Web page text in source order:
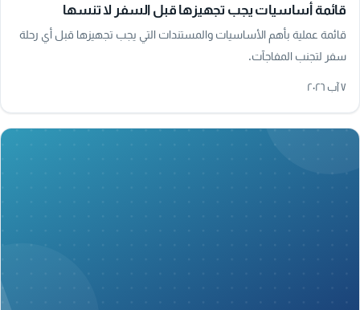
قائمة أساسيات يجب تجهيزها قبل السفر لا تنسها
قائمة عملية بأهم الأساسيات والمستندات التي يجب تجهيزها قبل أي رحلة
سفر لتجنب المفاجآت.
٧ آب ٢٠٢٦